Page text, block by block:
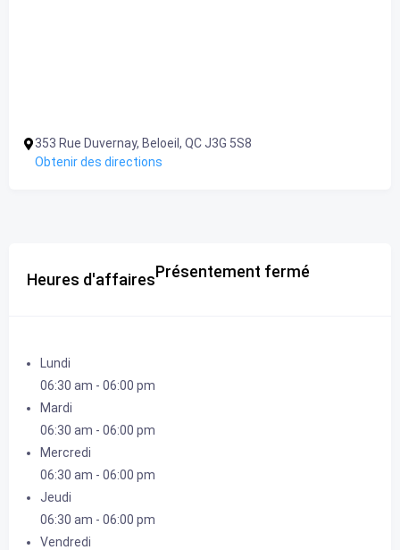
353 Rue Duvernay, Beloeil, QC J3G 5S8
Obtenir des directions
Heures d'affairesPrésentement fermé
Lundi
06:30 am - 06:00 pm
Mardi
06:30 am - 06:00 pm
Mercredi
06:30 am - 06:00 pm
Jeudi
06:30 am - 06:00 pm
Vendredi